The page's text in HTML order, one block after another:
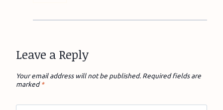
Leave a Reply
Your email address will not be published. Required fields are
marked*